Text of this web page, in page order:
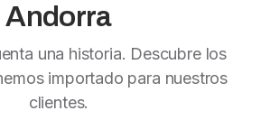
Andorra
una historia. Descubre los
importado para nuestros
clientes.